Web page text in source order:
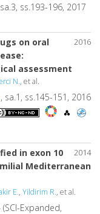
ss.193-196, 2017
2016
on oral
assessment
N., et al.
, sa.1, ss.145-151, 2016
2014
in exon 10
Mediterranean
E., Yildirim R., et al.
Expanded,